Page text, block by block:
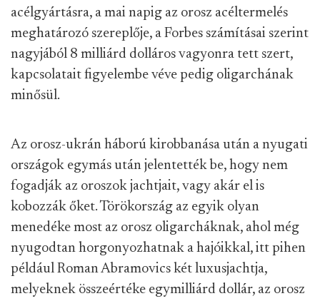
acélgyártásra, a mai napig az orosz acéltermelés
meghatározó szereplője, a Forbes számításai szerint
nagyjából 8 milliárd dolláros vagyonra tett szert,
kapcsolatait figyelembe véve pedig oligarchának
minősül.
Az orosz-ukrán háború kirobbanása után a nyugati
országok egymás után jelentették be, hogy nem
fogadják az oroszok jachtjait, vagy akár el is
kobozzák őket. Törökország az egyik olyan
menedéke most az orosz oligarcháknak, ahol még
nyugodtan horgonyozhatnak a hajóikkal, itt pihen
például Roman Abramovics két luxusjachtja,
melyeknek összeértéke egymilliárd dollár, az orosz